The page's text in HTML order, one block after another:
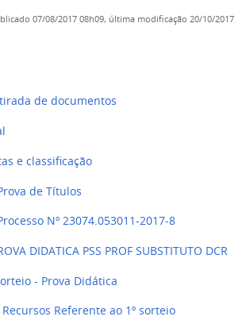
07/08/2017 08h09, última modificação 20/10/2017
de documentos
e classificação
de Títulos
Nº 23074.053011-2017-8
DIDATICA PSS PROF SUBSTITUTO DCR
- Prova Didática
Referente ao 1º sorteio